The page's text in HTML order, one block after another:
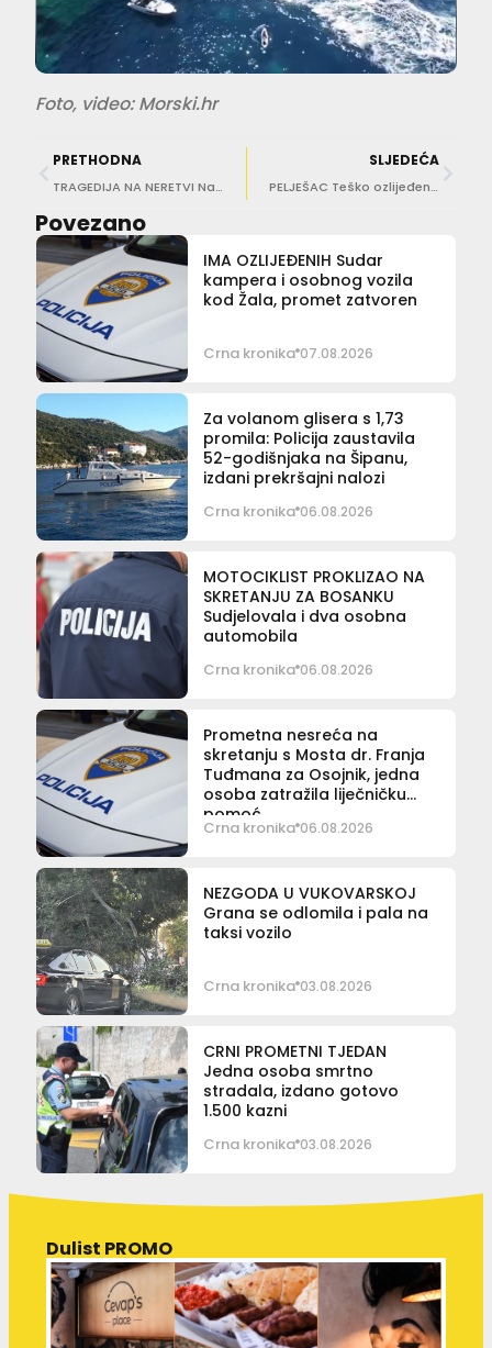
Foto, video: Morski.hr
PRETHODNA
TRAGEDIJA NA NERETVI Nastavlja se intenzivna potraga za nestalim muškarcem
SLJEDEĆA
PELJEŠAC Teško ozlijeđen 25-godišnjak, zbog neprilagođene brzine izgubio nadzor na vozilom
Povezano
IMA OZLIJEĐENIH Sudar
kampera i osobnog vozila
kod Žala, promet zatvoren
Crna kronika 07.08.2026
Za volanom glisera s 1,73
promila: Policija zaustavila
52-godišnjaka na Šipanu,
izdani prekršajni nalozi
Crna kronika 06.08.2026
MOTOCIKLIST PROKLIZAO NA
SKRETANJU ZA BOSANKU
Sudjelovala i dva osobna
automobila
Crna kronika 06.08.2026
Prometna nesreća na
skretanju s Mosta dr. Franja
Tuđmana za Osojnik, jedna
osoba zatražila liječničku
pomoć
Crna kronika 06.08.2026
NEZGODA U VUKOVARSKOJ
Grana se odlomila i pala na
taksi vozilo
Crna kronika 03.08.2026
CRNI PROMETNI TJEDAN
Jedna osoba smrtno
stradala, izdano gotovo
1.500 kazni
Crna kronika 03.08.2026
Dulist PROMO